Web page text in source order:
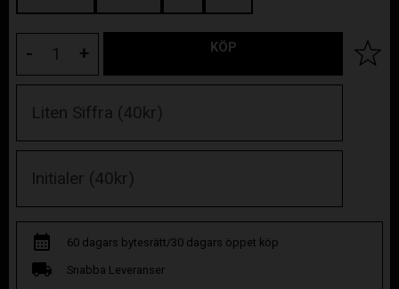
+
- KÖP Lägg
60 dagars bytesrätt/30 dagars öppet köp
Snabba Leveranser